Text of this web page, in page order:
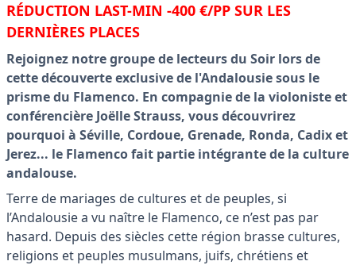
RÉDUCTION LAST-MIN -400 €/PP SUR LES
DERNIÈRES PLACES
Rejoignez notre groupe de lecteurs du Soir lors de
cette découverte exclusive de l'Andalousie sous le
prisme du Flamenco. En compagnie de la violoniste et
conférencière Joëlle Strauss, vous découvrirez
pourquoi à Séville, Cordoue, Grenade, Ronda, Cadix et
Jerez... le Flamenco fait partie intégrante de la culture
andalouse.
Terre de mariages de cultures et de peuples, si
l’Andalousie a vu naître le Flamenco, ce n’est pas par
hasard. Depuis des siècles cette région brasse cultures,
religions et peuples musulmans, juifs, chrétiens et